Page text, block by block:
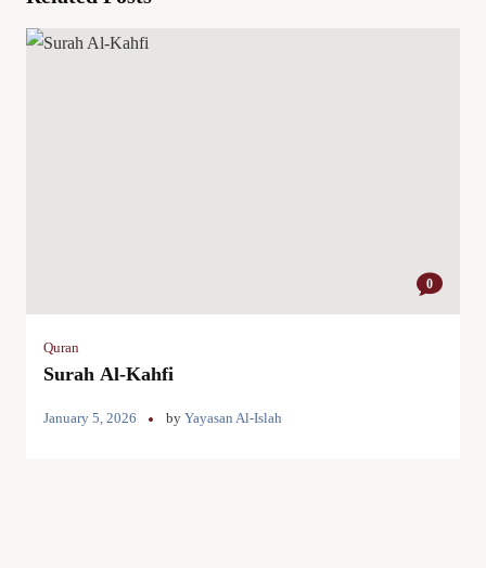
0
Quran
Surah Al-Kahfi
January 5, 2026 by Yayasan Al-Islah